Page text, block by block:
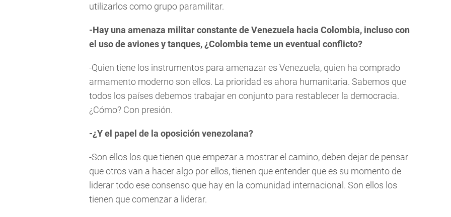
utilizarlos como grupo paramilitar.
-Hay una amenaza militar constante de Venezuela hacia Colombia, incluso con
el uso de aviones y tanques, ¿Colombia teme un eventual conflicto?
-Quien tiene los instrumentos para amenazar es Venezuela, quien ha comprado
armamento moderno son ellos. La prioridad es ahora humanitaria. Sabemos que
todos los países debemos trabajar en conjunto para restablecer la democracia.
¿Cómo? Con presión.
-¿Y el papel de la oposición venezolana?
-Son ellos los que tienen que empezar a mostrar el camino, deben dejar de pensar
que otros van a hacer algo por ellos, tienen que entender que es su momento de
liderar todo ese consenso que hay en la comunidad internacional. Son ellos los
tienen que comenzar a liderar.